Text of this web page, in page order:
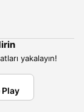
yakalayın!